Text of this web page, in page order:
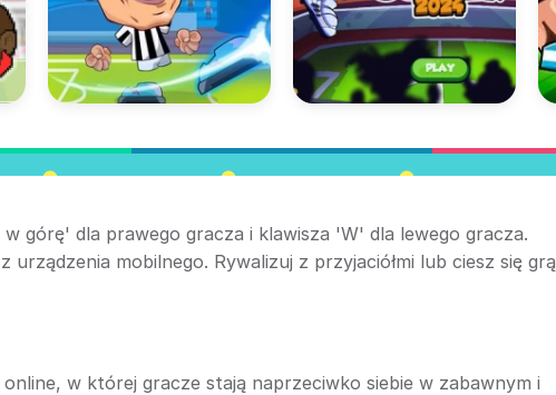
górę' dla prawego gracza i klawisza 'W' dla lewego gracza.
mobilnego. Rywalizuj z przyjaciółmi lub ciesz się grą
w której gracze stają naprzeciwko siebie w zabawnym i